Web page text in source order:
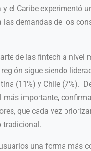
el Caribe experimentó
demandas de los
de las fintech a nivel
sigue siendo
(11%) y Chile (7%).
más importante,
que cada vez
tradicional.
una forma más